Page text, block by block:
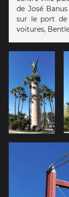
de José
sur le port de
voitures,